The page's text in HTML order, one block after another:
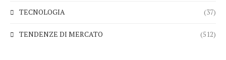
TECNOLOGIA (37)
TENDENZE DI MERCATO (512)